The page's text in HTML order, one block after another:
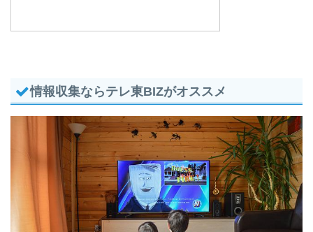
情報収集ならテレ東BIZがオススメ